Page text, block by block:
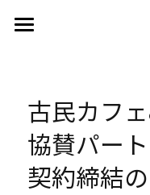
ABOUT
SERVICE
古民カフ
協賛パー
契約締結